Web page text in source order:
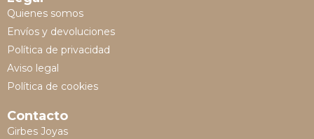
Quienes somos
Envíos y devoluciones
Política de privacidad
Aviso legal
Política de cookies
Contacto
Girbes Joyas